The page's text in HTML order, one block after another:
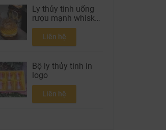
Ly thủy tinh uống
rượu mạnh whisky
300ml
Liên hệ
Bộ ly thủy tinh in
logo
Liên hệ